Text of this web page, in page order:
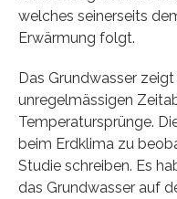
welches seinerseits
Erwärmung folgt.
Das Grundwasser
unregelmässigen
Temperatursprünge.
beim Erdklima zu
Studie schreiben. Es
das Grundwasser auf